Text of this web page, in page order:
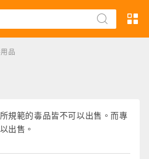
品
規範的毒品皆不可以出售。而專
出售。